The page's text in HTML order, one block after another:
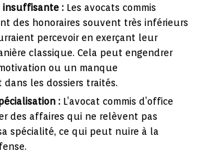
insuffisante : Les avocats commis
des honoraires souvent très inférieurs
percevoir en exerçant leur
classique. Cela peut engendrer
ou un manque
dans les dossiers traités.
: L’avocat commis d’office
des affaires qui ne relèvent pas
spécialité, ce qui peut nuire à la